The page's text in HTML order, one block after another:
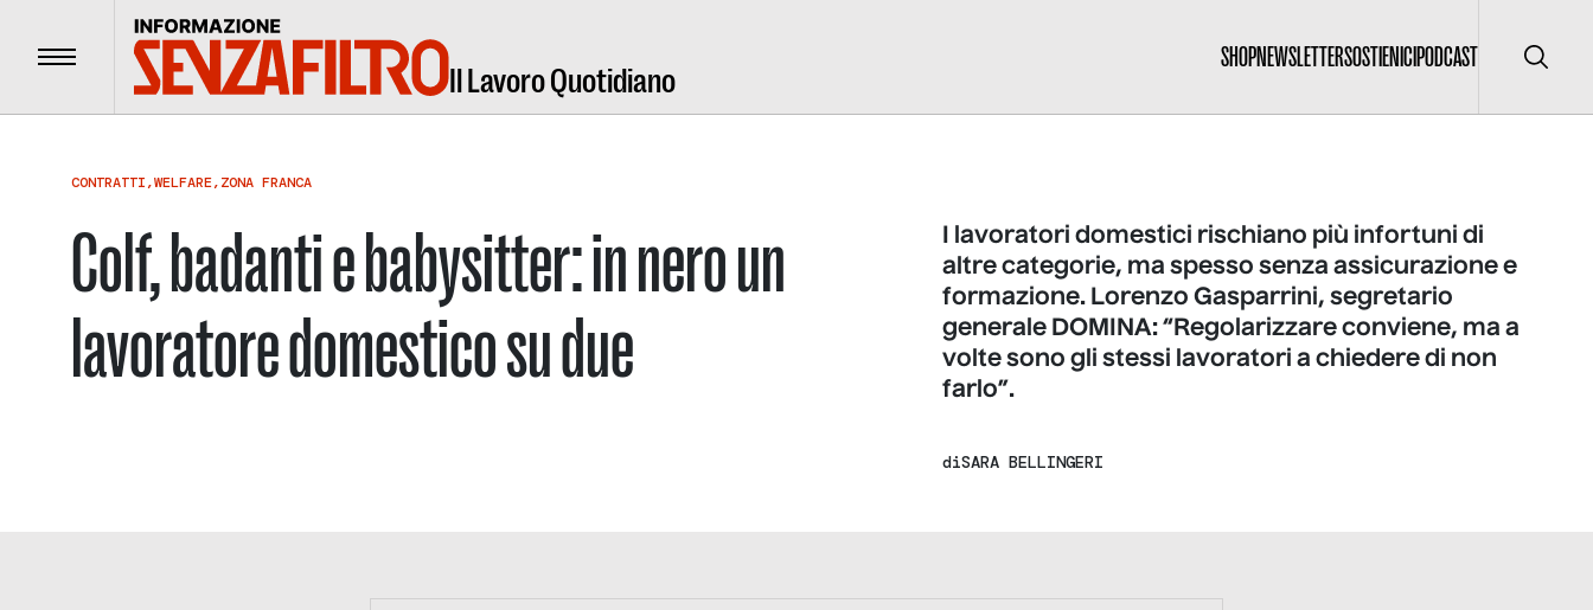
Menu Il Lavoro Quotidiano
SHOPNEWSLETTERSOSTIENICIPODCAST Cerca
CONTRATTI,WELFARE,ZONA FRANCA
Colf, badanti e babysitter: in nero un
lavoratore domestico su due
I lavoratori domestici rischiano più infortuni di
altre categorie, ma spesso senza assicurazione e
formazione. Lorenzo Gasparrini, segretario
generale DOMINA: “Regolarizzare conviene, ma a
volte sono gli stessi lavoratori a chiedere di non
farlo”.
diSARA BELLINGERI